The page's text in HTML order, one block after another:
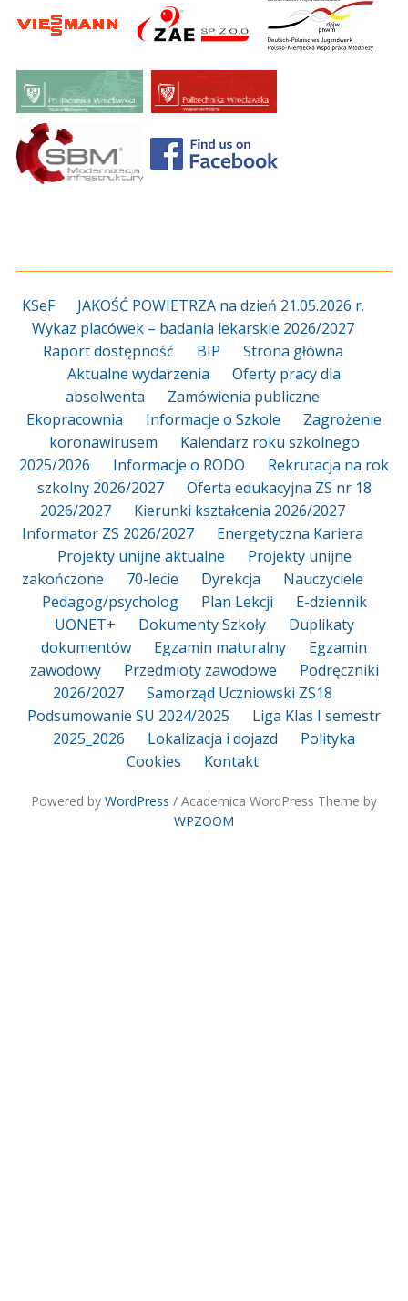
KSeF
JAKOŚĆ POWIETRZA na dzień 21.05.2026 r.
Wykaz placówek – badania lekarskie 2026/2027
Raport dostępność
BIP
Strona główna
Aktualne wydarzenia
Oferty pracy dla
absolwenta
Zamówienia publiczne
Ekopracownia
Informacje o Szkole
Zagrożenie
koronawirusem
Kalendarz roku szkolnego
2025/2026
Informacje o RODO
Rekrutacja na rok
szkolny 2026/2027
Oferta edukacyjna ZS nr 18
2026/2027
Kierunki kształcenia 2026/2027
Informator ZS 2026/2027
Energetyczna Kariera
Projekty unijne aktualne
Projekty unijne
zakończone
70-lecie Dyrekcja
Nauczyciele
Pedagog/psycholog
Plan Lekcji
E-dziennik
UONET+
Dokumenty Szkoły
Duplikaty
dokumentów
Egzamin maturalny
Egzamin
zawodowy
Przedmioty zawodowe
Podręczniki
2026/2027
Samorząd Uczniowski ZS18
Podsumowanie SU 2024/2025
Liga Klas I semestr
2025_2026
Lokalizacja i dojazd
Polityka
Cookies
Kontakt
Powered by WordPress / Academica WordPress Theme by
WPZOOM